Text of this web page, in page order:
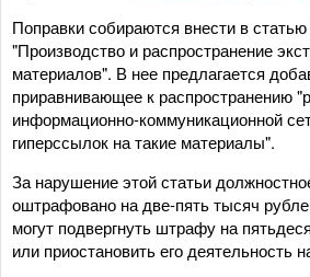
Поправки собираются внести в
"Производство и распространение
материалов". В нее предлагается
приравнивающее к распространению
информационно-коммуникационной
гиперссылок на такие материалы".
За нарушение этой статьи
оштрафовано на две-пять тысяч
могут подвергнуть штрафу на
или приостановить его деятельность